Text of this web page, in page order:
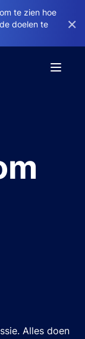
te zien hoe
doelen te
×
Alles doen